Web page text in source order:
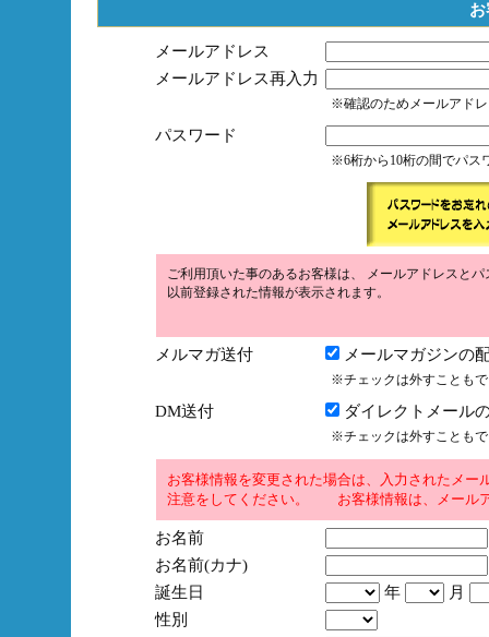
メールアドレス
メールアドレス再入力
※確認のためメールアド
パスワード
※6桁から10桁の間でパス
ご利用頂いた事のあるお客様は、 メールアドレスと
以前登録された情報が表示されます。
メルマガ送付 メールマガジンの
※チェックは外すことも
DM送付 ダイレクトメール
※チェックは外すことも
お客様情報を変更された場合は、入力されたメ
注意をしてください。 お客様情報は、メール
お名前
お名前(カナ)
誕生日
年
月
性別